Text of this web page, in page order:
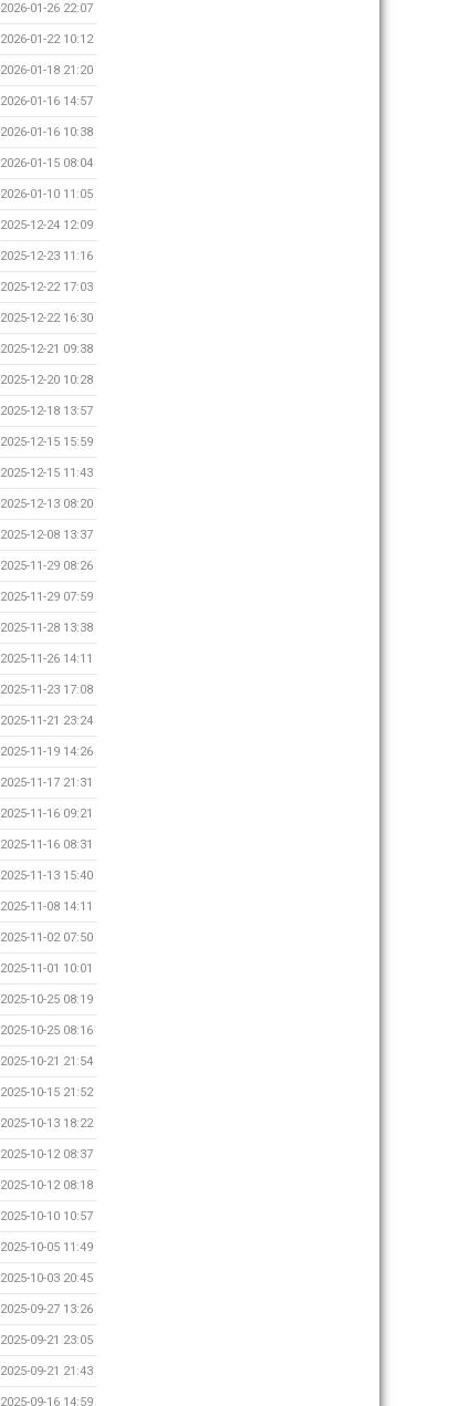
2026-01-26 22:07
2026-01-22 10:12
2026-01-18 21:20
2026-01-16 14:57
2026-01-16 10:38
2026-01-15 08:04
2026-01-10 11:05
2025-12-24 12:09
2025-12-23 11:16
2025-12-22 17:03
2025-12-22 16:30
2025-12-21 09:38
2025-12-20 10:28
2025-12-18 13:57
2025-12-15 15:59
2025-12-15 11:43
2025-12-13 08:20
2025-12-08 13:37
2025-11-29 08:26
2025-11-29 07:59
2025-11-28 13:38
2025-11-26 14:11
2025-11-23 17:08
2025-11-21 23:24
2025-11-19 14:26
2025-11-17 21:31
2025-11-16 09:21
2025-11-16 08:31
2025-11-13 15:40
2025-11-08 14:11
2025-11-02 07:50
2025-11-01 10:01
2025-10-25 08:19
2025-10-25 08:16
2025-10-21 21:54
2025-10-15 21:52
2025-10-13 18:22
2025-10-12 08:37
2025-10-12 08:18
2025-10-10 10:57
2025-10-05 11:49
2025-10-03 20:45
2025-09-27 13:26
2025-09-21 23:05
2025-09-21 21:43
2025-09-16 14:59